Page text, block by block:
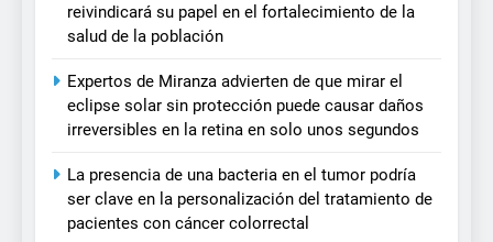
reivindicará su papel en el fortalecimiento de la
salud de la población
Expertos de Miranza advierten de que mirar el
eclipse solar sin protección puede causar daños
irreversibles en la retina en solo unos segundos
La presencia de una bacteria en el tumor podría
ser clave en la personalización del tratamiento de
pacientes con cáncer colorrectal